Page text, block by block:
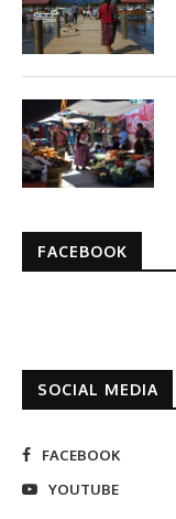
FACEBOOK
SOCIAL MEDIA
FACEBOOK
YOUTUBE